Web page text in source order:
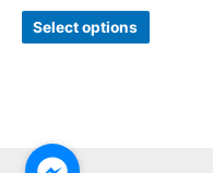
Rated
out
of
Select options